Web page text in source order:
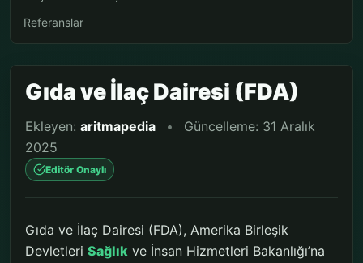
Referanslar
Gıda ve İlaç Dairesi (FDA)
Ekleyen: aritmapedia •
Güncelleme: 31 Aralık
2025
Editör Onaylı
Gıda ve İlaç Dairesi (FDA), Amerika Birleşik
Devletleri Sağlık ve İnsan Hizmetleri Bakanlığı’na